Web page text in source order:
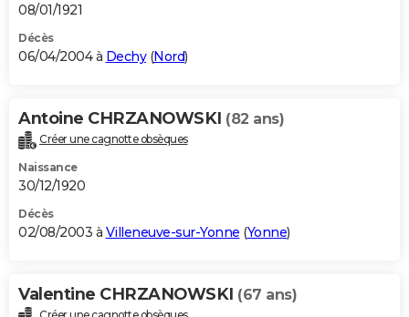
08/01/1921
Décès
06/04/2004 à Dechy(Nord)
Antoine CHRZANOWSKI (82 ans)
Créer une cagnotte obsèques
Naissance
30/12/1920
Décès
02/08/2003 à Villeneuve-sur-Yonne (Yonne)
Valentine CHRZANOWSKI (67 ans)